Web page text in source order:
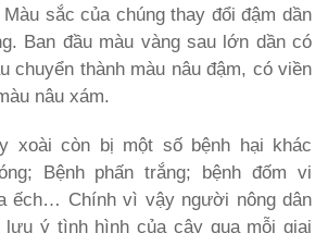
sắc của chúng thay đổi đậm dần
Ban đầu màu vàng sau lớn dần có
chuyển thành màu nâu đậm, có viền
nâu xám.
xoài còn bị một số bệnh hại khác
Bệnh phấn trắng; bệnh đốm vi
ếch… Chính vì vậy người nông dân
ý tình hình của cây qua mỗi giai